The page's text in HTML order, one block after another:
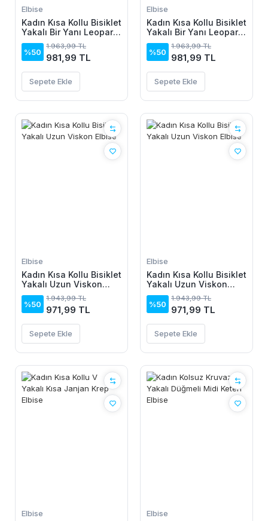
Elbise
Kadın Kısa Kollu Bisiklet
Yakalı Bir Yanı Leopar
Detaylı Uzun Viskon
Elbise
%50
1.963,99 TL
981,99 TL
Sepete Ekle
Elbise
Kadın Kısa Kollu Bisiklet
Yakalı Bir Yanı Leopar
Detaylı Uzun Viskon
Elbise
%50
1.963,99 TL
981,99 TL
Sepete Ekle
Elbise
Kadın Kısa Kollu Bisiklet
Yakalı Uzun Viskon
Elbise
%50
1.943,99 TL
971,99 TL
Sepete Ekle
Elbise
Kadın Kısa Kollu Bisiklet
Yakalı Uzun Viskon
Elbise
%50
1.943,99 TL
971,99 TL
Sepete Ekle
Elbise Elbise